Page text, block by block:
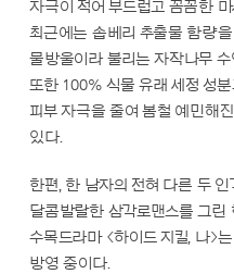
자극이 적어 부드럽고 꼼꼼한
최근에는 솝베리 추출물 함량
물방울이라 불리는 자작나무
또한 100% 식물 유래 세정 성
피부 자극을 줄여 봄철 예민해
있다.
한편, 한 남자의 전혀 다른 두
달콤발랄한 삼각로맨스를 그린
수목드라마 <하이드 지킬, 나>
방영 중이다.